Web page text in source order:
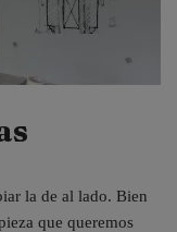
la de al lado. Bien
que queremos